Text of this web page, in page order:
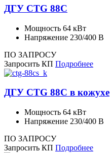
ДГУ CTG 88C
Мощность 64 кВт
Напряжение 230/400 В
ПО ЗАПРОСУ
Запросить КП Подробнее
ДГУ CTG 88C в кожухе
Мощность 64 кВт
Напряжение 230/400 В
ПО ЗАПРОСУ
Запросить КП Подробнее